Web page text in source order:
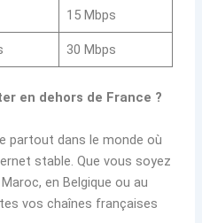
15 Mbps
30 Mbps
en dehors de France ?
partout dans le monde où
stable. Que vous soyez
en Belgique ou au
vos chaînes françaises